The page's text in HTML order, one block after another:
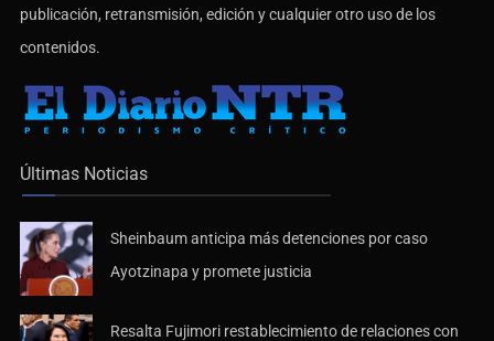
publicación, retransmisión, edición y cualquier otro uso de los
contenidos.
Últimas Noticias
Sheinbaum anticipa más detenciones por caso
Ayotzinapa y promete justicia
Resalta Fujimori restablecimiento de relaciones con